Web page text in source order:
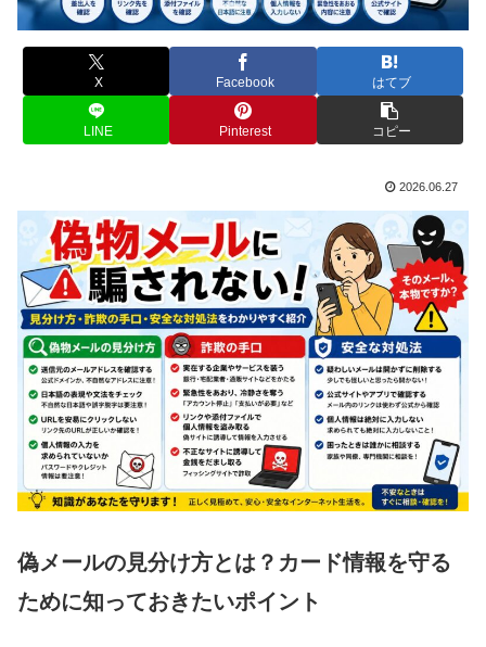
X Facebook はてブ
LINE Pinterest コピー
2026.06.27
偽メールの見分け方とは？カード情報を守る
ために知っておきたいポイント